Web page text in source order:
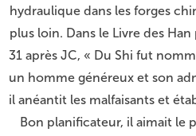
hydraulique dans les forges
plus loin. Dans le Livre des
31 après JC, « Du Shi fut
un homme généreux et son
il anéantit les malfaisants et
Bon planificateur, il aimait le